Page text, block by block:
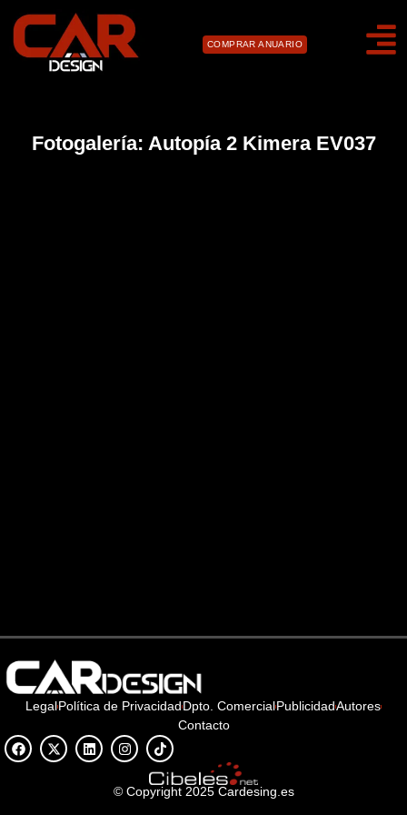
COMPRAR ANUARIO
Fotogalería: Autopía 2 Kimera EV037
LegalPolítica de PrivacidadDpto. ComercialPublicidadAutores
Contacto
© Copyright 2025 Cardesing.es